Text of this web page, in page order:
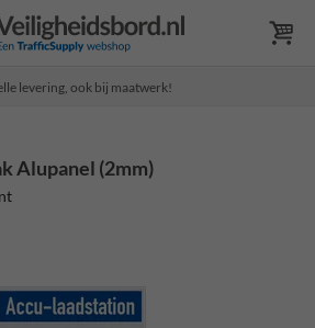
levering, ook bij maatwerk!
Alupanel (2mm)